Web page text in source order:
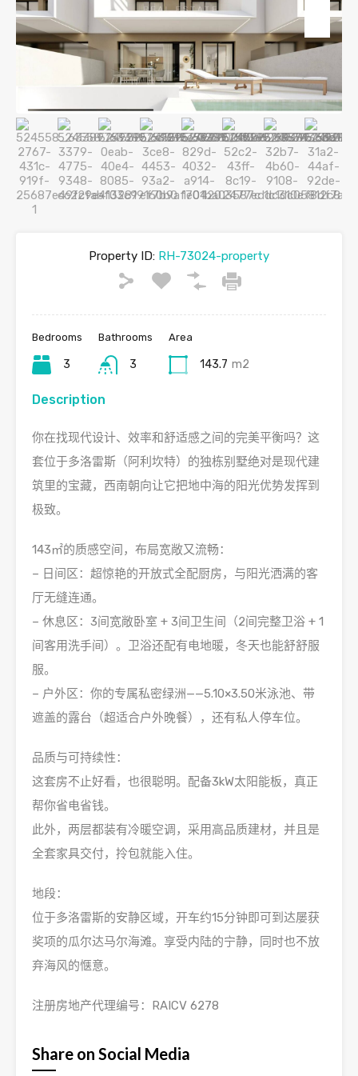
Property ID: RH-73024-property
Bedrooms
3
Bathrooms
3
Area
143.7 m2
Description
你在找现代设计、效率和舒适感之间的完美平衡吗？这
套位于多洛雷斯（阿利坎特）的独栋别墅绝对是现代建
筑里的宝藏，西南朝向让它把地中海的阳光优势发挥到
极致。
143㎡的质感空间，布局宽敞又流畅：
– 日间区：超惊艳的开放式全配厨房，与阳光洒满的客
厅无缝连通。
– 休息区：3间宽敞卧室 + 3间卫生间（2间完整卫浴 + 1
间客用洗手间）。卫浴还配有电地暖，冬天也能舒舒服
服。
– 户外区：你的专属私密绿洲——5.10×3.50米泳池、带
遮盖的露台（超适合户外晚餐），还有私人停车位。
品质与可持续性：
这套房不止好看，也很聪明。配备3kW太阳能板，真正
帮你省电省钱。
此外，两层都装有冷暖空调，采用高品质建材，并且是
全套家具交付，拎包就能入住。
地段：
位于多洛雷斯的安静区域，开车约15分钟即可到达屡获
奖项的瓜尔达马尔海滩。享受内陆的宁静，同时也不放
弃海风的惬意。
注册房地产代理编号：RAICV 6278
Share on Social Media